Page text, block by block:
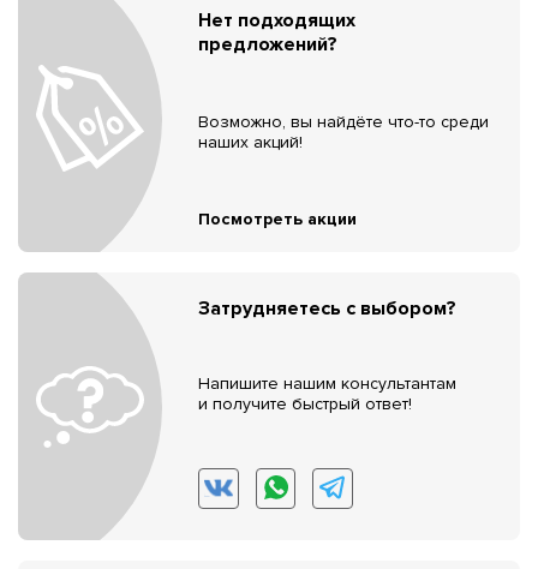
Нет подходящих
предложений?
Возможно, вы найдёте что-то среди
наших акций!
Посмотреть акции
Затрудняетесь с выбором?
Напишите нашим консультантам
и получите быстрый ответ!